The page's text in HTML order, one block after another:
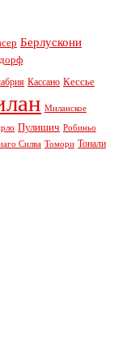
Берлускони
Кассано Кессье
Миланское
Пулишич Робиньо
Силва Томори Тонали